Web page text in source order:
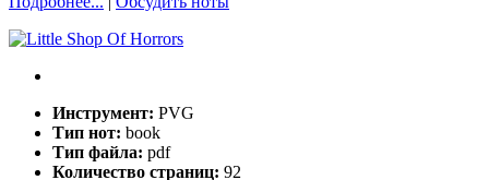
Инструмент: PVG
Тип нот: book
Тип файла: pdf
Количество страниц: 92